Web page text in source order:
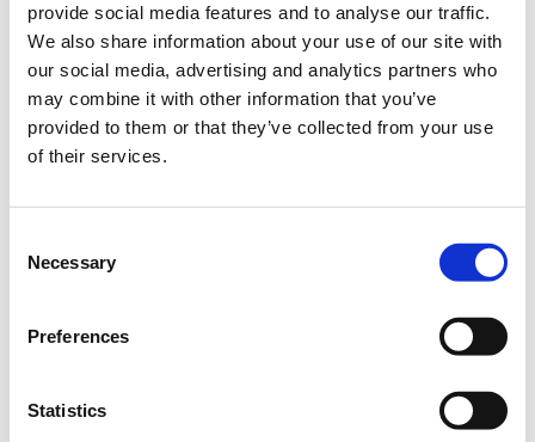
provide social media features and to analyse our traffic.
We also share information about your use of our site with
our social media, advertising and analytics partners who
may combine it with other information that you’ve
provided to them or that they’ve collected from your use
of their services.
Selection
Necessary
Preferences
Statistics
1. Ενδυνάμωση σε Ψηφιακές Δεξιότητες
2. Επαγγελματική Ενδυνάμωση
3. Ψυχική Ανθεκτικότητα & Συναισθηματική
Νοημοσύνη
4. Ενδυνάμωση στη Σχολική Κοινότητα
Πρόγραμμα μαθημάτων
16:00 – 17:00 Σύγχρονες παιδαγωγικές προσεγγίσεις
Innovative Educator
17:00 – 18:00 Εισαγωγή στην υπολογιστική σκέψη
μέσω δραστηριoτήτων STEM: Microbit